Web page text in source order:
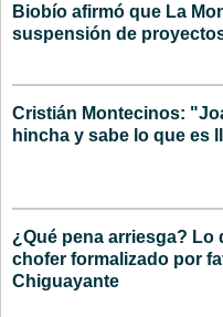
Biobío afirmó que La
suspensión de
Cristián Montecinos:
hincha y sabe lo que es
¿Qué pena arriesga? Lo
chofer formalizado por
Chiguayante